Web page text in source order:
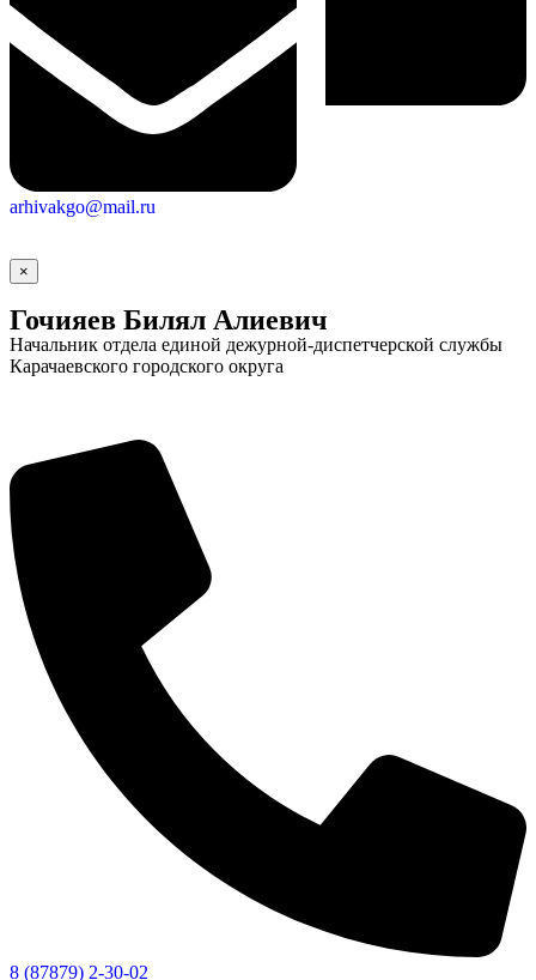
arhivakgo@mail.ru
×
Гочияев Билял Алиевич
Начальник отдела единой дежурной-диспетчерской службы
Карачаевского городского округа
8 (87879) 2-30-02